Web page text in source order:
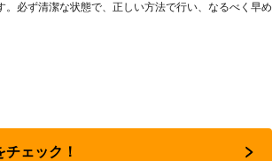
必ず清潔な状態で、正しい方法で行い、なるべく早め
ェック！